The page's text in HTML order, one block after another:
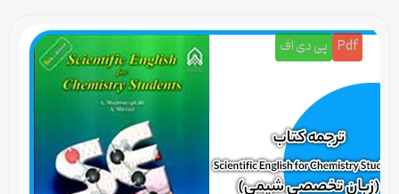
Pdf پی دی اف